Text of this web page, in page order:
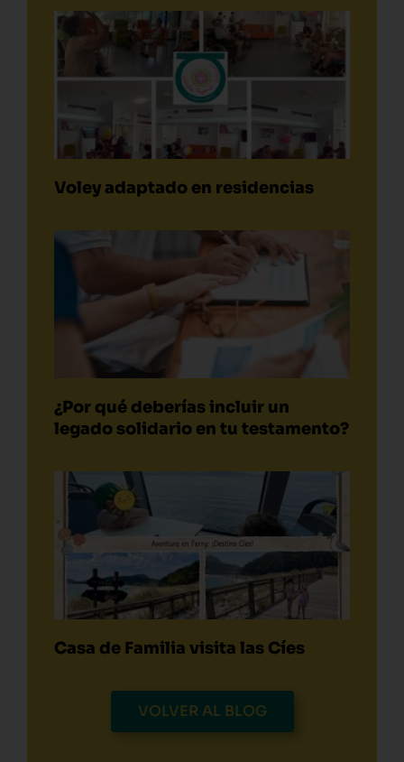
Voley adaptado en residencias
¿Por qué deberías incluir un
legado solidario en tu testamento?
Casa de Familia visita las Cíes
VOLVER AL BLOG